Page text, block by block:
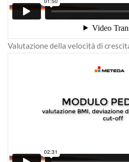
Valutazione della velocità di